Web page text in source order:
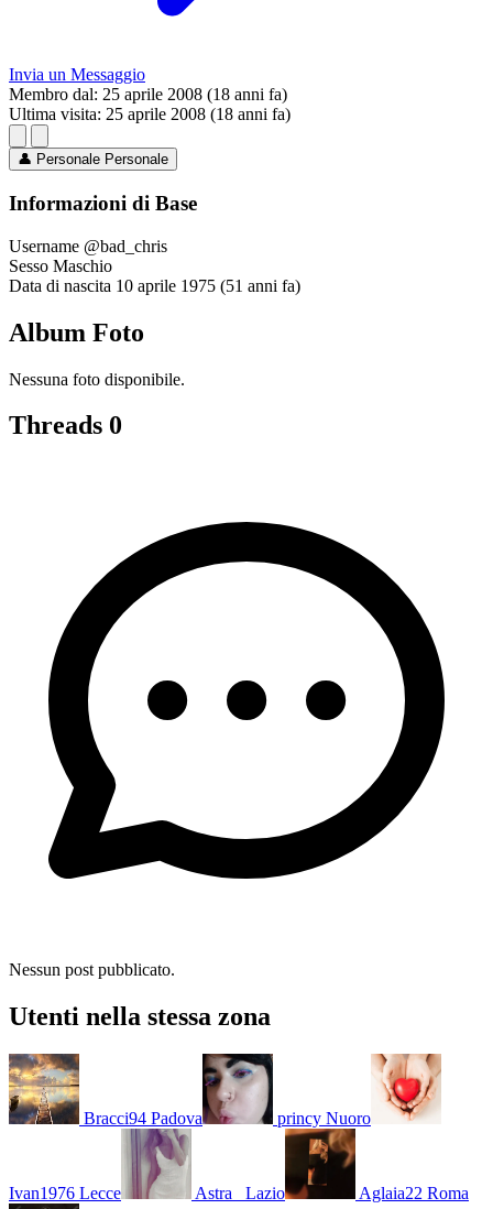
Invia un Messaggio
Membro dal: 25 aprile 2008 (18 anni fa)
Ultima visita: 25 aprile 2008 (18 anni fa)
👤 Personale Personale
Informazioni di Base
Username @bad_chris
Sesso Maschio
Data di nascita 10 aprile 1975 (51 anni fa)
Album Foto
Nessuna foto disponibile.
Threads 0
Nessun post pubblicato.
Utenti nella stessa zona
Bracci94 Padova princy Nuoro
Ivan1976 Lecce Astra_ Lazio Aglaia22 Roma